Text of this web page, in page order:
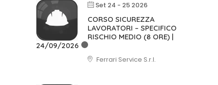
Set 24 - 25 2026
CORSO SICUREZZA
LAVORATORI – SPECIFICO
RISCHIO MEDIO (8 ORE) |
24/09/2026
Ferrari Service S.r.l.